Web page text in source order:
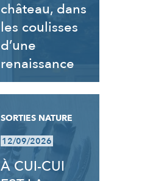
château, dans
les coulisses
d’une
renaissance
SORTIES NATURE
12/09/2026
À CUI-CUI